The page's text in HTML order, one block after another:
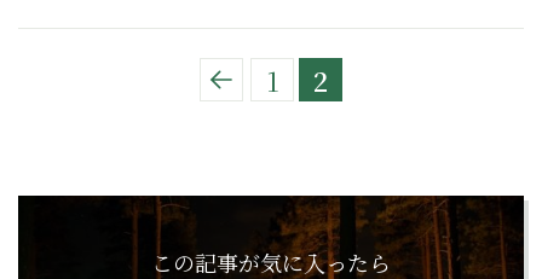
1 2
この記事が気に入ったら